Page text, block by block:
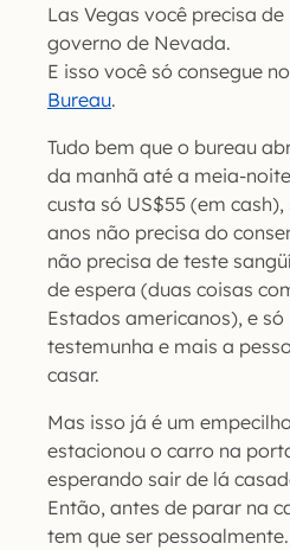
Las Vegas você precisa
governo de Nevada.
E isso você só consegue no
Bureau.
Tudo bem que o bureau
da manhã até a meia-
custa só US$55 (em
anos não precisa do
não precisa de teste
de espera (duas coisas
Estados americanos), e
testemunha e mais a
casar.
Mas isso já é um
estacionou o carro na
esperando sair de lá
Então, antes de parar na
tem que ser pessoalmente.